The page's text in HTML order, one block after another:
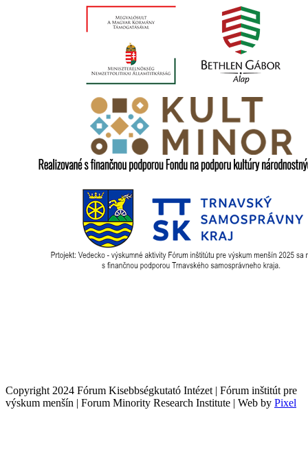
Copyright 2024 Fórum Kisebbségkutató Intézet | Fórum inštitút pre
výskum menšín | Forum Minority Research Institute | Web by Pixel